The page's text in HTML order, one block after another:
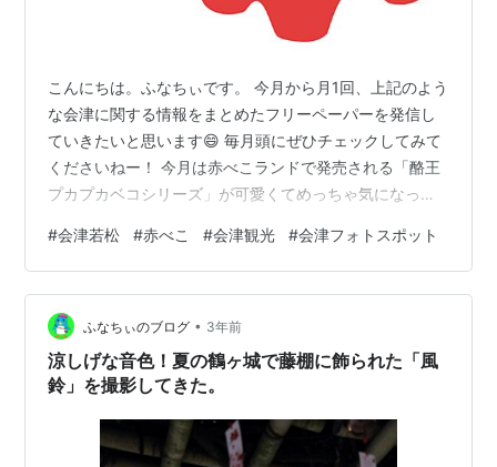
こんにちは。ふなちぃです。 今月から月1回、上記のよう
な会津に関する情報をまとめたフリーペーパーを発信し
ていきたいと思います😄 毎月頭にぜひチェックしてみて
くださいねー！ 今月は赤べこランドで発売される「酪王
プカプカベコシリーズ」が可愛くてめっちゃ気になって
らしい↓ ピンクベコ 楽しみですね！ 今月末から来月にか
けて紅葉シーズン🍁になりますので、写真活動も楽しん
でいきましょー！ ＼会津の紅葉スポットをチェック👀／
funachii.net funachii.net funachii.net funachii.net ブロ
グ村参加中↓
#会津若松 #赤べこ #会津観光 #会津フォトスポット
ふなちぃのブログ • 3年前
涼しげな音色！夏の鶴ヶ城で藤棚に飾られた「風
鈴」を撮影してきた。